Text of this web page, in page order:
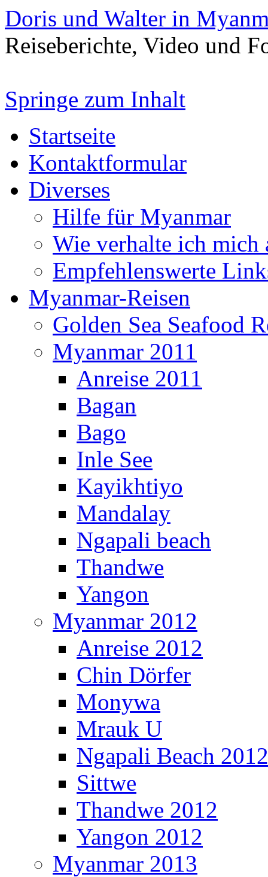
Doris und Walter in
Reiseberichte, Video und
Springe zum Inhalt
Startseite
Kontaktformular
Diverses
Hilfe für Myanmar
Wie verhalte ich
Empfehlenswerte
Myanmar-Reisen
Golden Sea Seafood
Myanmar 2011
Anreise 2011
Bagan
Bago
Inle See
Kayikhtiyo
Mandalay
Ngapali beach
Thandwe
Yangon
Myanmar 2012
Anreise 2012
Chin Dörfer
Monywa
Mrauk U
Ngapali Beach 2012
Sittwe
Thandwe 2012
Yangon 2012
Myanmar 2013